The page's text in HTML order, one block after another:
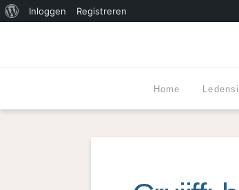
Over
Inloggen
Registreren
Home